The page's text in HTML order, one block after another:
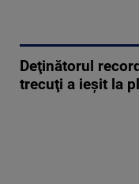
Deţinătorul
trecuţi a ieşit la